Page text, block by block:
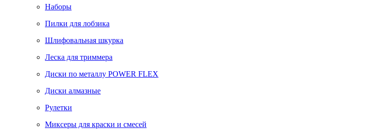
Наборы
Пилки для лобзика
Шлифовальная шкурка
Леска для триммера
Диски по металлу POWER FLEX
Диски алмазные
Рулетки
Миксеры для краски и смесей